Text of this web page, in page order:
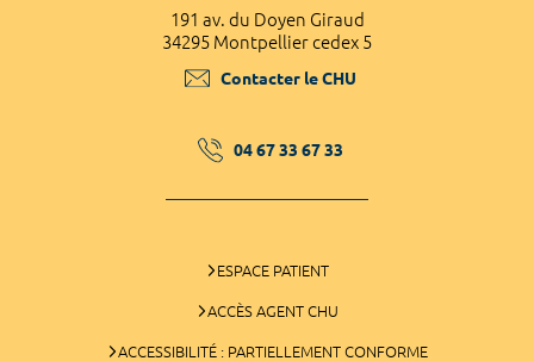
191 av. du Doyen Giraud
34295 Montpellier cedex 5
Contacter le CHU
04 67 33 67 33
ESPACE PATIENT
ACCÈS AGENT CHU
ACCESSIBILITÉ : PARTIELLEMENT CONFORME